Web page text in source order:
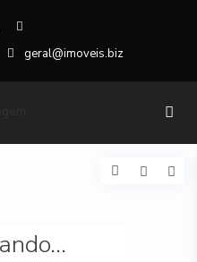
geral@imoveis.biz